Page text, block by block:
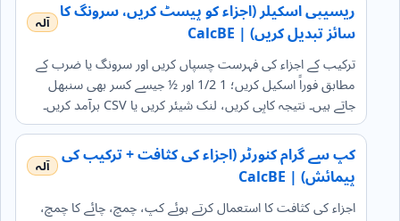
ریسیپی اسکیلر (اجزاء کو پیسٹ کریں، سرونگ کا
سائز تبدیل کریں) | CalcBE
ترکیب کے اجزاء کی فہرست چسپاں کریں اور سرونگ یا ضرب کے
مطابق فوراً اسکیل کریں؛ 1 1/2 اور ½ جیسے کسر بھی سنبھل
جاتے ہیں۔ نتیجہ کاپی کریں، لنک شیئر کریں یا CSV برآمد کریں۔
کپ سے گرام کنورٹر (اجزاء کی کثافت + ترکیب کی
پیمائش) | CalcBE
اجزاء کی کثافت کا استعمال کرتے ہوئے کپ، چمچ، چائے کا چمچ،